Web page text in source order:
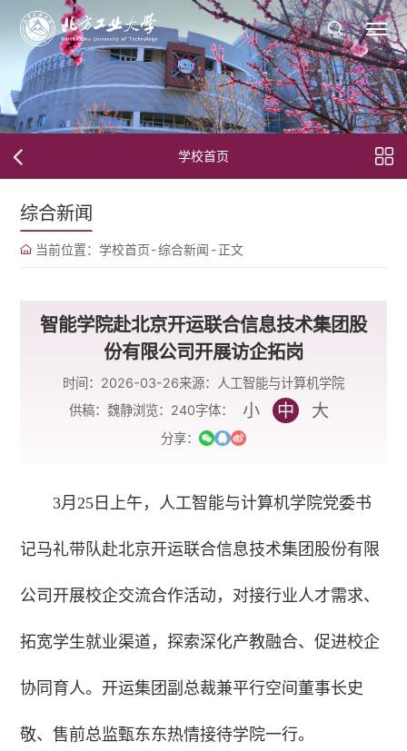
学校首页
综合新闻
当前位置： 学校首页-综合新闻 -正文
智能学院赴北京开运联合信息技术集团股
份有限公司开展访企拓岗
时间：2026-03-26来源：人工智能与计算机学院
供稿：魏静浏览： 240字体： 小 中 大
分享：
3月25日上午，人工智能与计算机学院党委书
记马礼带队赴北京开运联合信息技术集团股份有限
公司开展校企交流合作活动，对接行业人才需求、
拓宽学生就业渠道，探索深化产教融合、促进校企
协同育人。开运集团副总裁兼平行空间董事长史
敬、售前总监甄东东热情接待学院一行。